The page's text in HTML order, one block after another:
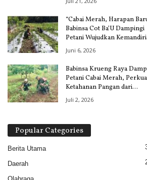
“Cabai Merah, Harapan
Babinsa Cot Ba’U Dampingi
Petani Wujudkan
Juni 6, 2026
Babinsa Krueng Raya
Petani Cabai Merah,
Ketahanan Pangan dari...
Juli 2, 2026
Popular Categories
Berita Utama
Daerah